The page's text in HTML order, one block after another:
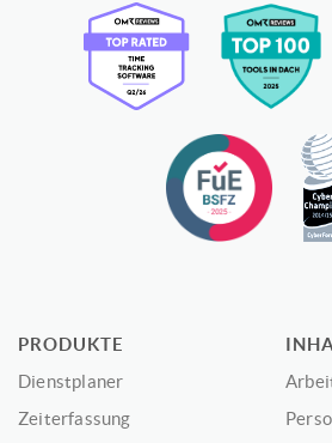
PRODUKTE
Dienstplaner
Zeiterfassung